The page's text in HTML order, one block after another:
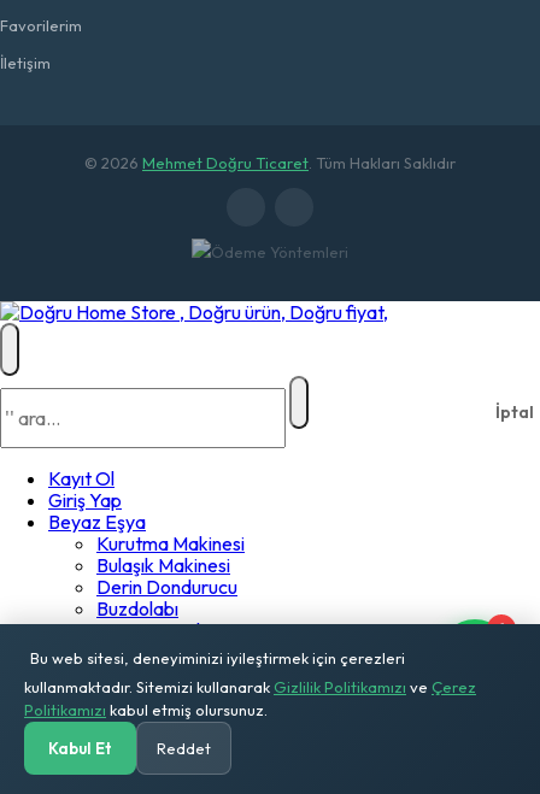
Favorilerim
İletişim
© 2026 Mehmet Doğru Ticaret . Tüm Hakları Saklıdır
1
İptal
Kayıt Ol
Giriş Yap
Beyaz Eşya
Kurutma Makinesi
Bulaşık Makinesi
Derin Dondurucu
Buzdolabı
Çamaşır Makinesi
Klima
Ankastre Davlumbaz
Ankastre Ocak
Ankastre Fırın
Televizyon
Mikrodalga Fırın
Gazlı Ocak
Bu web sitesi, deneyiminizi iyileştirmek için çerezleri
kullanmaktadır. Sitemizi kullanarak Gizlilik Politikamızı ve Çerez
Politikamızı kabul etmiş olursunuz.
Kabul Et
Reddet